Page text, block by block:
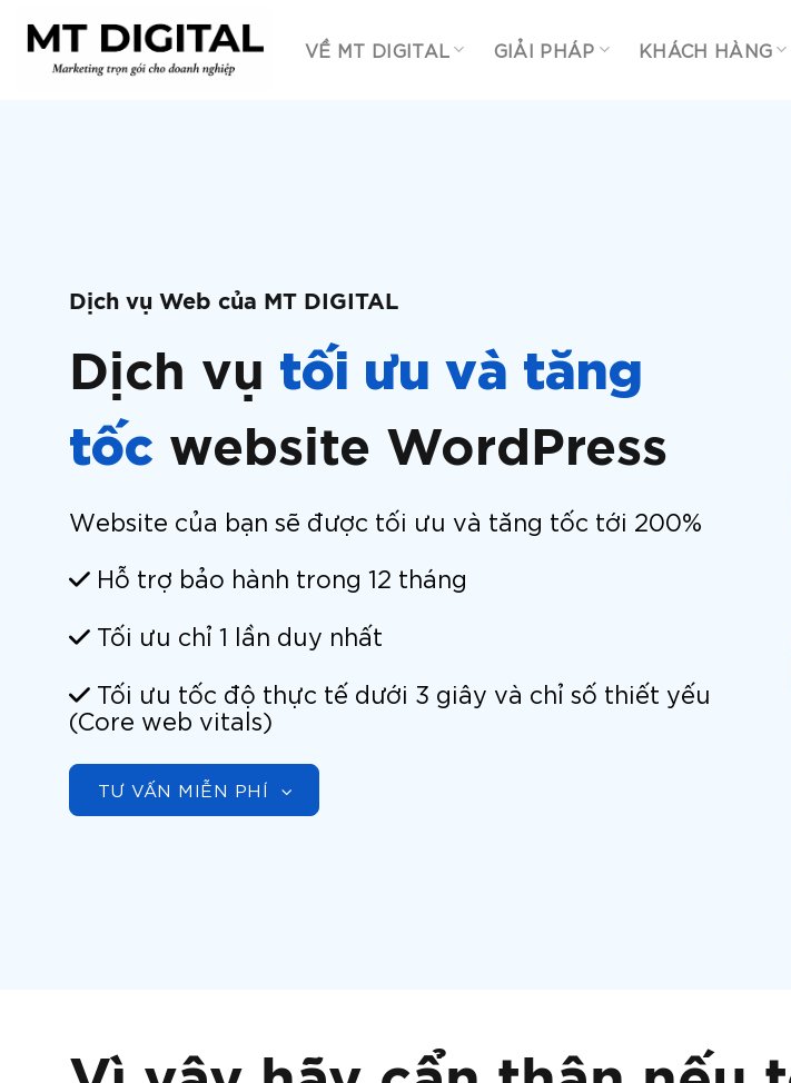
VỀ MT DIGITAL GIẢI PHÁP KHÁCH HÀNG
Dịch vụ Web của MT DIGITAL
Dịch vụ tối ưu và tăng
tốc website WordPress
Website của bạn sẽ được tối ưu và tăng tốc tới 200%
Hỗ trợ bảo hành trong 12 tháng
Tối ưu chỉ 1 lần duy nhất
Tối ưu tốc độ thực tế dưới 3 giây và chỉ số thiết yếu
(Core web vitals)
TƯ VẤN MIỄN PHÍ